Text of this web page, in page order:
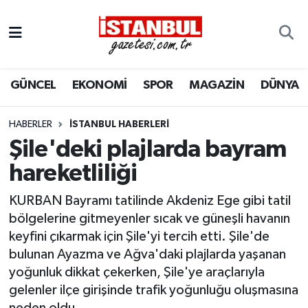
GÜNCEL EKONOMİ SPOR MAGAZİN DÜNYA
HABERLER İSTANBUL HABERLERI
Şile'deki plajlarda bayram
hareketliliği
KURBAN Bayramı tatilinde Akdeniz Ege gibi tatil
bölgelerine gitmeyenler sıcak ve güneşli havanın
keyfini çıkarmak için Şile'yi tercih etti. Şile'de
bulunan Ayazma ve Ağva'daki plajlarda yaşanan
yoğunluk dikkat çekerken, Şile'ye araçlarıyla
gelenler ilçe girişinde trafik yoğunluğu oluşmasına
EKONOMİ
İSTANBUL
DÜNYA
MAGAZİN
KÜLTÜR SANAT
SAĞLIK
Nöbetçi Eczaneler
Hava Durumu
Trafik Durumu
Süper Lig Puan Durumu ve Fikstür
Son Dakika Haberleri
Haber Arşivi